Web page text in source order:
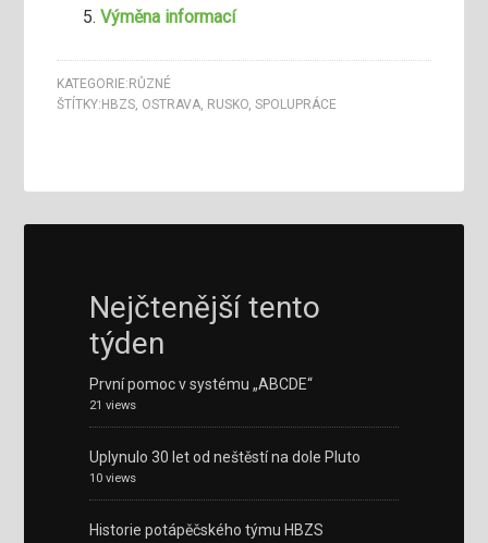
Výměna informací
KATEGORIE: RŮZNÉ
ŠTÍTKY: HBZS, OSTRAVA, RUSKO,SPOLUPRÁCE
Nejčtenější tento
týden
První pomoc v systému „ABCDE“
21 views
Uplynulo 30 let od neštěstí na dole Pluto
10 views
Historie potápěčského týmu HBZS